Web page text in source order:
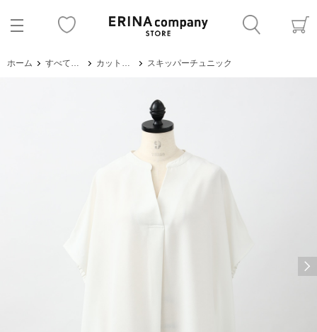
ホーム すべてのアイテム カットソー・Tシャツ スキッパーチュニック